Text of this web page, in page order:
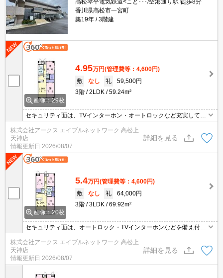
高松琴平電気鉄道<こと･･･/空港通り駅 徒歩8分
香川県高松市一宮町
築19年
3階建
画像：29枚
4.95万円(管理費等：4,600円)
敷
なし 礼
59,500円
3階
2LDK 59.24m²
セキュリティ面は、TVインターホン・オートロックなど充実してい
るので、防犯対策もばっちりです。収納はウォークインクロゼッ
ト・トランクルームなどが備え付けられているので、衣類や日用品
の収納に重宝します。室内設備は洗面所独立・浴室乾燥機など豊富
に揃っており、過ごしやすいお部屋になっております。新築マンシ
ョンです。
株式会社アークス エイブルネットワーク 高松上
天神店
情報更新日 2026/08/07
詳細を見る
画像：20枚
5.4万円(管理費等：4,600円)
敷
なし 礼
64,000円
3階
3LDK 69.92m²
セキュリティ面は、オートロック・TVインターホンなどを備え付け
ているので安心して暮らせます。室内設備は洗面所独立・浴室乾燥
機などが揃っているので、快適に過ごしやすいお部屋になります。
収納はウォークインクロゼット・トランクルームなど豊富なので、
衣類や履き物の整理がしやすく便利です。駐輪場付きの物件です。
株式会社アークス エイブルネットワーク 高松上
天神店
情報更新日 2026/08/07
詳細を見る